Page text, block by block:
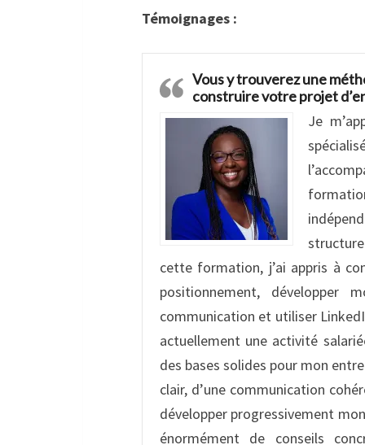
Témoignages :
Vous y trouverez une
construire votre projet
Je
cette formation, j’ai appris à
positionnement, développer
communication et utiliser
actuellement une activité
des bases solides pour mon
clair, d’une communication
développer progressivement
énormément de conseils